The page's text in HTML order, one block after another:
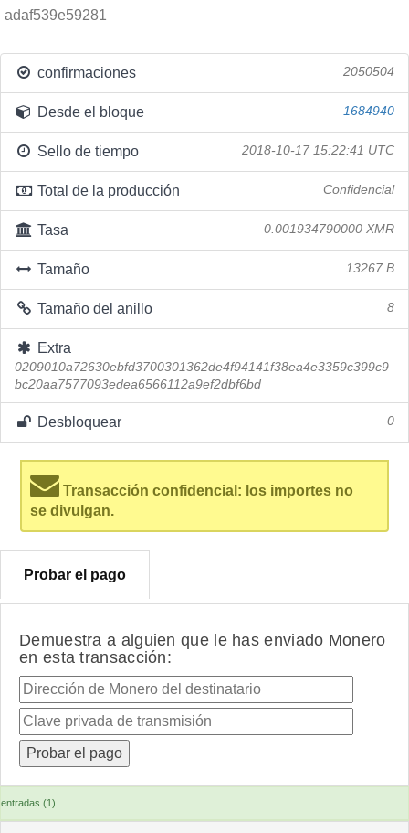
adaf539e59281
confirmaciones 2050504
Desde el bloque 1684940
Sello de tiempo 2018-10-17 15:22:41 UTC
Total de la producción Confidencial
Tasa 0.001934790000 XMR
Tamaño 13267 B
Tamaño del anillo 8
Extra
0209010a72630ebfd3700301362de4f94141f38ea4e3359c399c9
bc20aa7577093edea6566112a9ef2dbf6bd
Desbloquear 0
Transacción confidencial: los importes no
se divulgan.
Probar el pago
Demuestra a alguien que le has enviado Monero
en esta transacción:
entradas (1)